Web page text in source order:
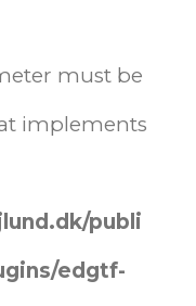
must be
implements
publi
edgtf-